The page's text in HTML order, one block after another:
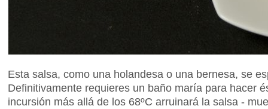
Esta salsa, como una holandesa o una bernesa, se
Definitivamente requieres un baño maría para hacer
incursión más allá de los 68ºC arruinará la salsa -